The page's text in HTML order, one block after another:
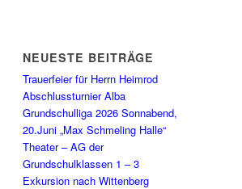
NEUESTE BEITRÄGE
Trauerfeier für Herrn Heimrod
Abschlussturnier Alba
Grundschulliga 2026 Sonnabend,
20.Juni „Max Schmeling Halle“
Theater – AG der
Grundschulklassen 1 – 3
Exkursion nach Wittenberg